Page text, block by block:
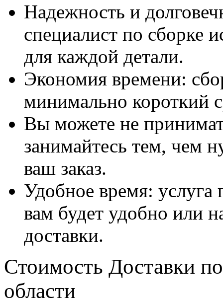
Надежность и
специалист по сборке
для каждой детали.
Экономия времени:
минимально короткий
Вы можете не
занимайтесь тем, чем
ваш заказ.
Удобное время: услуга
вам будет удобно или
доставки.
Стоимость Доставки
области